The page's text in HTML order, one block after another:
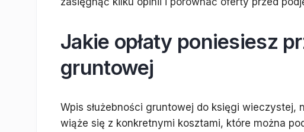
Jakie opłaty poniesiesz
gruntowej
Wpis służebności gruntowej do księgi wieczystej,
wiąże się z konkretnymi kosztami, które można